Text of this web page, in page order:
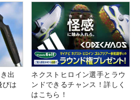
出
びは
ネクストヒロイン選手とラウ
ンドできるチャンス！詳しく
はこちら！